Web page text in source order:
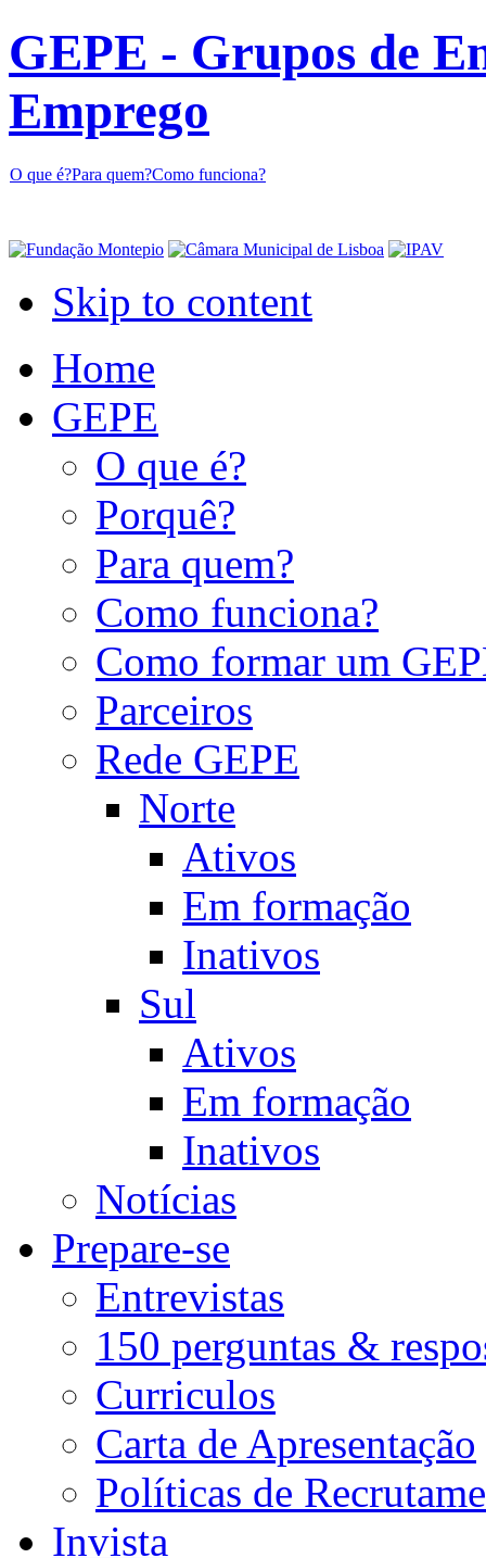
GEPE - Grupos de
Emprego
O que é?Para quem?Como funciona?
Skip to content
Home
GEPE
O que é?
Porquê?
Para quem?
Como funciona?
Como formar um
Parceiros
Rede GEPE
Norte
Ativos
Em formação
Inativos
Sul
Ativos
Em formação
Inativos
Notícias
Prepare-se
Entrevistas
150 perguntas &
Curriculos
Carta de Apresentação
Políticas de
Invista